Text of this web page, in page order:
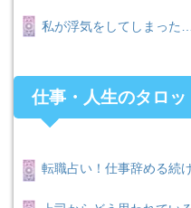
私が浮気をしてしまった…
仕事・人生のタロッ
転職占い！仕事辞める続